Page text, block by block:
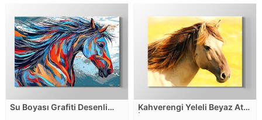
Su Boyası Grafiti Desenli
Kahverengi Yeleli Beyaz At